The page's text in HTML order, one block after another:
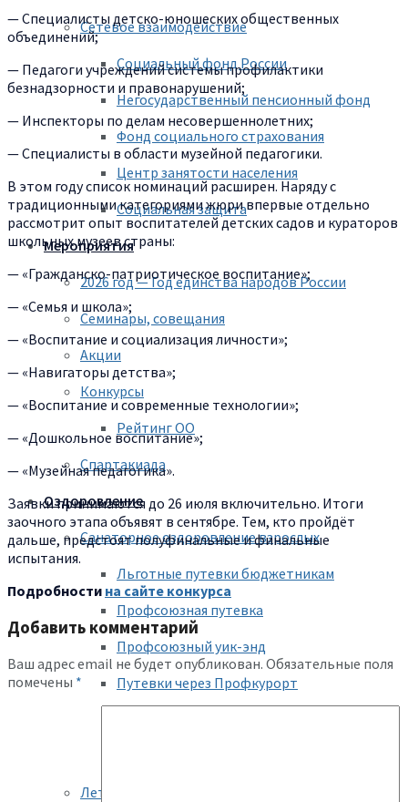
Сетевое взаимодействие
Социальный фонд России
Негосударственный пенсионный фонд
Фонд социального страхования
Центр занятости населения
Социальная защита
Мероприятия
2026 год — Год единства народов России
Семинары, совещания
Акции
Конкурсы
Рейтинг ОО
Спартакиада
Оздоровление
Санаторное оздоровление взрослых
Льготные путевки бюджетникам
Профсоюзная путевка
Профсоюзный уик-энд
Путевки через Профкурорт
Летний отдых детей
— Специалисты детско-юношеских общественных
объединений;
— Педагоги учреждений системы профилактики
безнадзорности и правонарушений;
— Инспекторы по делам несовершеннолетних;
— Специалисты в области музейной педагогики.
В этом году список номинаций расширен. Наряду с
традиционными категориями жюри впервые отдельно
рассмотрит опыт воспитателей детских садов и кураторов
школьных музеев страны:
— «Гражданско-патриотическое воспитание»;
— «Семья и школа»;
— «Воспитание и социализация личности»;
— «Навигаторы детства»;
— «Воспитание и современные технологии»;
— «Дошкольное воспитание»;
— «Музейная педагогика».
Заявки принимаются до 26 июля включительно. Итоги
заочного этапа объявят в сентябре. Тем, кто пройдёт
дальше, предстоят полуфинальные и финальные
испытания.
Подробности на сайте конкурса
Добавить комментарий
Ваш адрес email не будет опубликован. Обязательные поля
помечены *